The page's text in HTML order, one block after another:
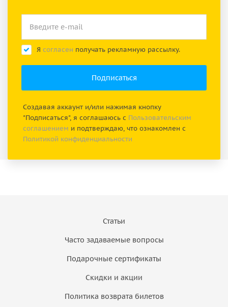
Я согласен получать рекламную рассылку.
Создавая аккаунт и/или нажимая кнопку
"Подписаться", я соглашаюсь с Пользовательским
соглашением и подтверждаю, что ознакомлен с
Политикой конфиденциальности
Статьи
Часто задаваемые вопросы
Подарочные сертификаты
Скидки и акции
Политика возврата билетов